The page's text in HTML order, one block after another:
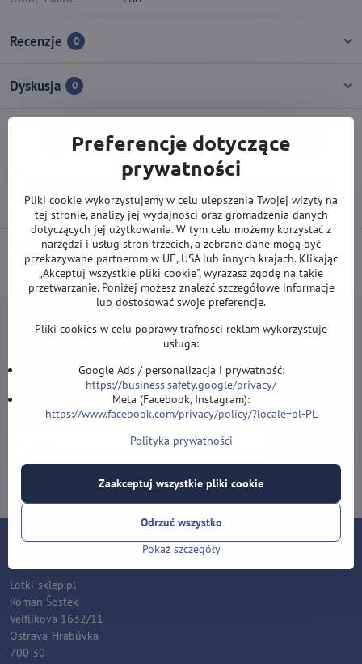
Recenzje 0
Dyskusja 0
FacebookTwitterBlueskyPinterestReddit LinkedInWhatsApp
DARMOWA wysyłka od 500 zł(obowiązuje przy płatności przelewem
lub kartą).
Newsletter
Zapisz się do naszego newslettera:
Chcę zapisać się do newslettera przez e-mail
Lotki-sklep.pl
Roman Šostek
Velflíkova 1632/11
Ostrava-Hrabůvka
700 30
Preferencje dotyczące
prywatności
Pliki cookie wykorzystujemy w celu ulepszenia Twojej wizyty na
tej stronie, analizy jej wydajności oraz gromadzenia danych
dotyczących jej użytkowania. W tym celu możemy korzystać z
narzędzi i usług stron trzecich, a zebrane dane mogą być
przekazywane partnerom w UE, USA lub innych krajach. Klikając
„Akceptuj wszystkie pliki cookie", wyrażasz zgodę na takie
przetwarzanie. Poniżej możesz znaleźć szczegółowe informacje
lub dostosować swoje preferencje.
Pliki cookies w celu poprawy trafności reklam wykorzystuje
usługa:
Google Ads / personalizacja i prywatność:
https://business.safety.google/privacy/
Meta (Facebook, Instagram):
https://www.facebook.com/privacy/policy/?locale=pl-PL
Polityka prywatności
Pokaż szczegóły
Zaakceptuj wszystkie pliki cookie
Odrzuć wszystko